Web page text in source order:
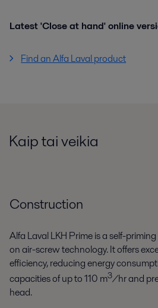
Latest 'Close at hand' online
Find an Alfa Laval product
Kaip tai veikia
Construction
Alfa Laval LKH Prime is a self-
on air-screw technology. It offers
efficiency, reducing energy
capacities of up to 110 m3/hr and
head.